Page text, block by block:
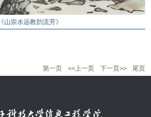
《山崇水远教韵流芳》
第一页 <<上一页 下一页>> 尾页